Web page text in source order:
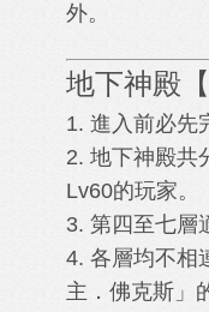
外。
地下神殿
1. 進入前必先
2. 地下神殿共
Lv60的玩家。
3. 第四至七層
4. 各層均不相
主．佛克斯」